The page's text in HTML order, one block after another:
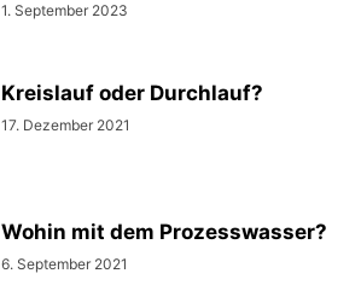
1. September 2023
Kreislauf oder Durchlauf?
17. Dezember 2021
Wohin mit dem Prozesswasser?
6. September 2021